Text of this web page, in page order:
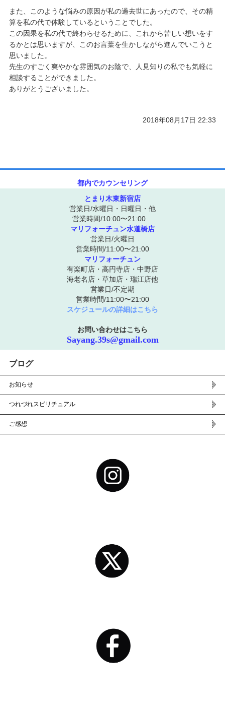
また、このような悩みの原因が私の過去世にあったので、その精
算を私の代で体験しているということでした。
この因果を私の代で終わらせるために、これから苦しい想いをす
るかとは思いますが、このお言葉を生かしながら進んでいこうと
思いました。
先生のすごく爽やかな雰囲気のお陰で、人見知りの私でも気軽に
相談することができました。
ありがとうございました。
2018年08月17日 22:33
都内でカウンセリング
とまり木東新宿店
営業日/水曜日・日曜日・他
営業時間/10:00〜21:00
マリフォーチュン水道橋店
営業日/火曜日
営業時間/11:00〜21:00
マリフォーチュン
有楽町店・高円寺店・中野店
海老名店・草加店・瑞江店他
営業日/不定期
営業時間/11:00〜21:00
スケジュールの詳細はこちら
お問い合わせはこちら
Sayang.39s@gmail.com
ブログ
お知らせ
つれづれスピリチュアル
ご感想